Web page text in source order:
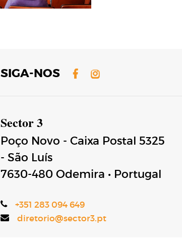
SIGA-NOS Facebook
Instagram
Sector 3
Poço Novo - Caixa Postal 5325
- São Luís
7630-480 Odemira • Portugal
+351 283 094 649
diretorio@sector3.pt